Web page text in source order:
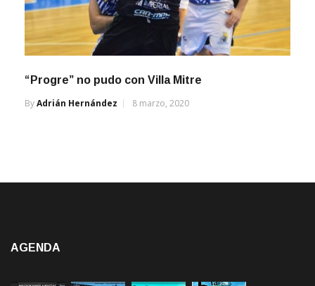
“Progre” no pudo con Villa Mitre
ByAdrián Hernández 8 marzo, 2020
AGENDA